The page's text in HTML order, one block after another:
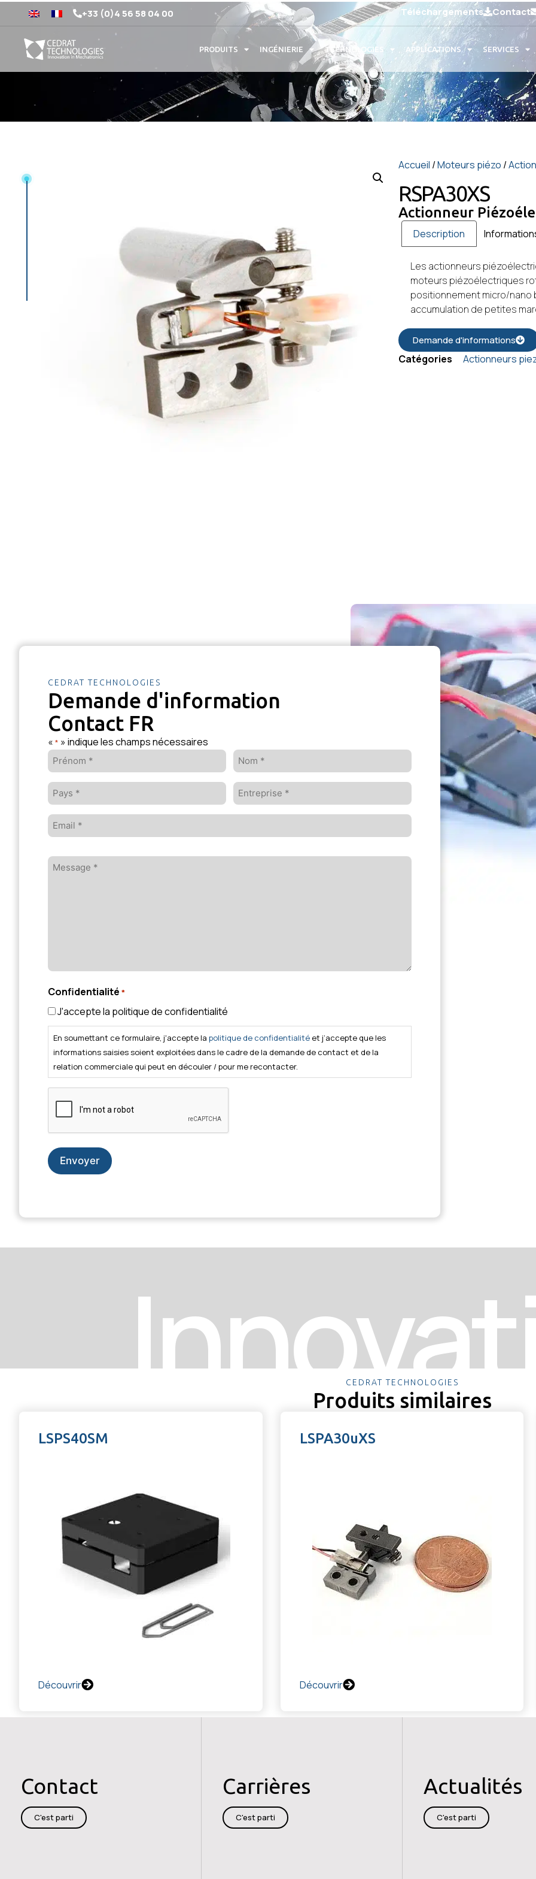
+33 (0)4 56 58 04 00 Téléchargements Contact
PRODUITS INGÉNIERIE TECHNOLOGIES APPLICATIONS SERVICES
Accueil /Moteurs piézo /
RSPA30XS
Actionneur
Description
Les actionneurs
moteurs piézoélectriques
positionnement micro/nano
accumulation de petites
Demande d'informations
Catégories Actionneurs
CEDRAT TECHNOLOGIES
Demande d'information
Contact FR
« * » indique les champs nécessaires
Prénom
*
Nom
*
Pays
*
Entreprise
*
Email
*
Message
Confidentialité *
J'accepte la politique de confidentialité
En soumettant ce formulaire, j'accepte la politique de confidentialité
informations saisies soient exploitées dans le cadre de la demande de contact et de la
relation commerciale qui peut en découler / pour me recontacter.
CEDRAT TECHNOLOGIES
Produits similaires
LSPS40SM
Découvrir
LSPA30uXS
Découvrir
Contact
C'est parti
Carrières
C'est parti
Actualités
C'est parti